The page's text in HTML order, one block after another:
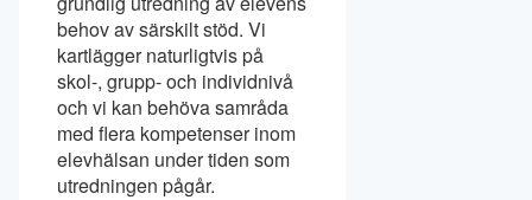
behov av särskilt stöd. Vi
kartlägger naturligtvis på
skol-, grupp- och individnivå
och vi kan behöva samråda
med flera kompetenser inom
elevhälsan under tiden som
utredningen pågår.